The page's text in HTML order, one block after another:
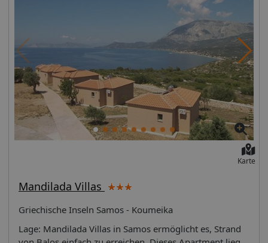
Karte
Mandilada Villas
Griechische Inseln Samos - Koumeika
Lage: Mandilada Villas in Samos ermöglicht es, Strand